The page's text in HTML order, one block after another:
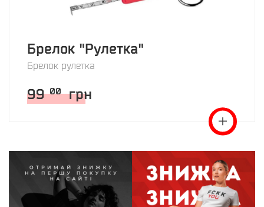
Брелок "Рулетка"
Брелок рулетка
99 00 грн